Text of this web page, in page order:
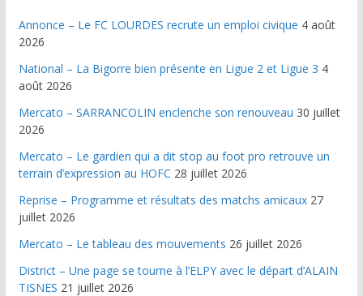
Annonce – Le FC LOURDES recrute un emploi civique 4 août
2026
National – La Bigorre bien présente en Ligue 2 et Ligue 3 4
août 2026
Mercato – SARRANCOLIN enclenche son renouveau 30 juillet
2026
Mercato – Le gardien qui a dit stop au foot pro retrouve un
terrain d’expression au HOFC 28 juillet 2026
Reprise – Programme et résultats des matchs amicaux 27
juillet 2026
Mercato – Le tableau des mouvements 26 juillet 2026
District – Une page se tourne à l’ELPY avec le départ d’ALAIN
TISNES 21 juillet 2026